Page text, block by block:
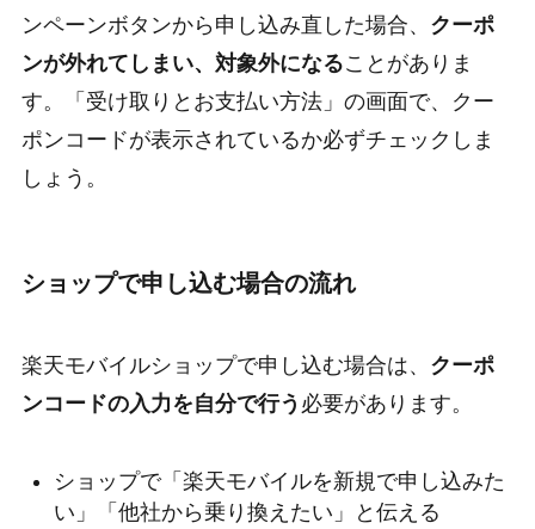
ンペーンボタンから申し込み直した場合、 クーポ
ンが外れてしまい、対象外になることがありま
す。「受け取りとお支払い方法」の画面で、クー
ポンコードが表示されているか必ずチェックしま
しょう。
ショップで申し込む場合の流れ
楽天モバイルショップで申し込む場合は、 クーポ
ンコードの入力を自分で行う 必要があります。
ショップで「楽天モバイルを新規で申し込みた
い」「他社から乗り換えたい」と伝える